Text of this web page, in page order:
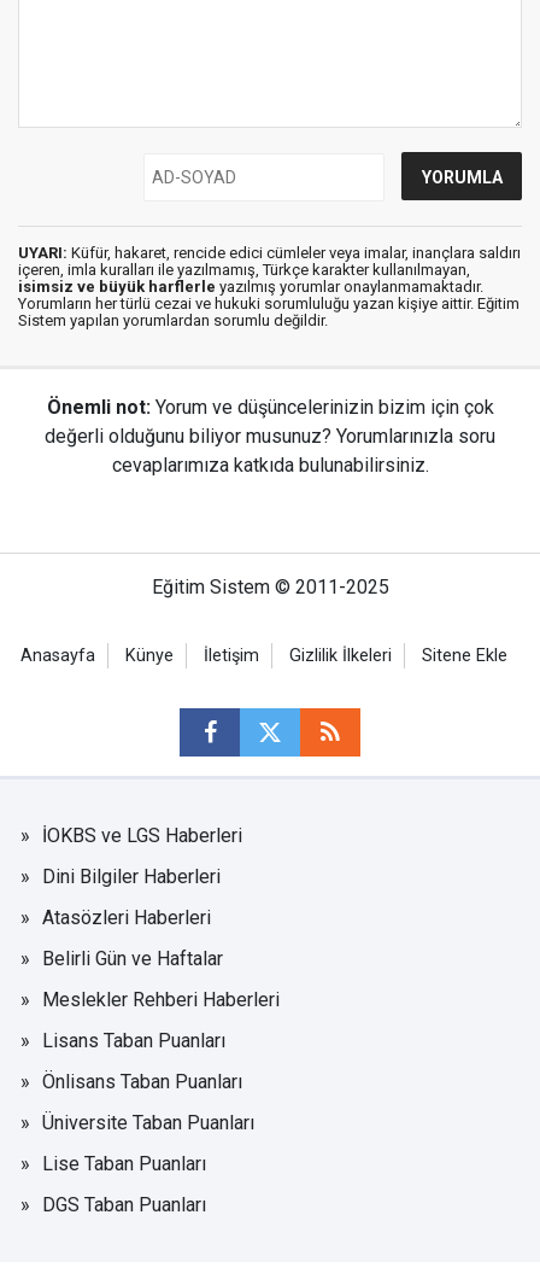
UYARI: Küfür, hakaret, rencide edici cümleler veya imalar, inançlara saldırı
içeren, imla kuralları ile yazılmamış, Türkçe karakter kullanılmayan,
isimsiz ve büyük harflerle yazılmış yorumlar onaylanmamaktadır.
Yorumların her türlü cezai ve hukuki sorumluluğu yazan kişiye aittir. Eğitim
Sistem yapılan yorumlardan sorumlu değildir.
Önemli not: Yorum ve düşüncelerinizin bizim için çok
değerli olduğunu biliyor musunuz? Yorumlarınızla soru
cevaplarımıza katkıda bulunabilirsiniz.
Eğitim Sistem © 2011-2025
Anasayfa Künye İletişim Gizlilik İlkeleri Sitene Ekle
İOKBS ve LGS Haberleri
Dini Bilgiler Haberleri
Atasözleri Haberleri
Belirli Gün ve Haftalar
Meslekler Rehberi Haberleri
Lisans Taban Puanları
Önlisans Taban Puanları
Üniversite Taban Puanları
Lise Taban Puanları
DGS Taban Puanları